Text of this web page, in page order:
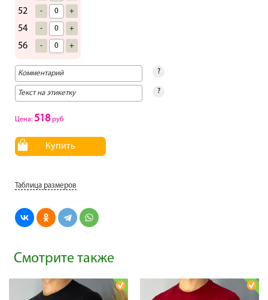
52 - +
54 - +
56 - +
?
?
Цена: 518руб
Купить
Таблица размеров
Смотрите также